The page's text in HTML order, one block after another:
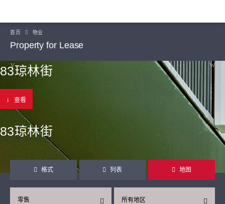
首页 物业
Property for Lease
83琼林街
查看
83琼林街
格式 列表 地图
所有地区
零售